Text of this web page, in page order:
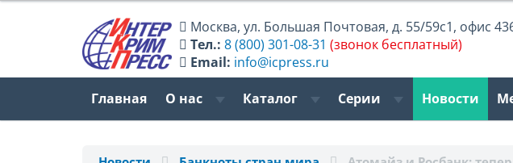
Москва,ул. Большая Почтовая, д. 55/59с1, офис
Тел.: 8 (800) 301-08-31 (звонок бесплатный)
Email: info@icpress.ru
Главная О нас Каталог Серии Новости